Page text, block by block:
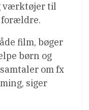
værktøjer til
forældre.
film, bøger
børn og
om fx
siger